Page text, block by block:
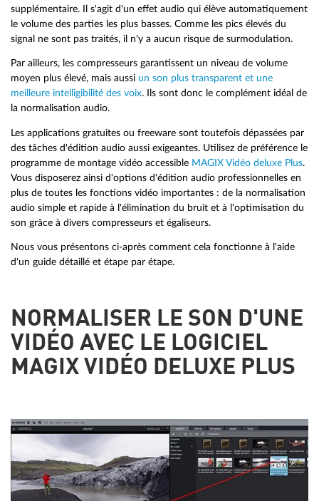
supplémentaire. Il s'agit d'un effet audio qui élève automatiquement
le volume des parties les plus basses. Comme les pics élevés du
signal ne sont pas traités, il n'y a aucun risque de surmodulation.
Par ailleurs, les compresseurs garantissent un niveau de volume
moyen plus élevé, mais aussi un son plus transparent et une
meilleure intelligibilité des voix. Ils sont donc le complément idéal de
la normalisation audio.
Les applications gratuites ou freeware sont toutefois dépassées par
des tâches d'édition audio aussi exigeantes. Utilisez de préférence le
programme de montage vidéo accessible MAGIX Vidéo deluxe Plus.
Vous disposerez ainsi d'options d'édition audio professionnelles en
plus de toutes les fonctions vidéo importantes : de la normalisation
audio simple et rapide à l'élimination du bruit et à l'optimisation du
son grâce à divers compresseurs et égaliseurs.
Nous vous présentons ci-après comment cela fonctionne à l'aide
d'un guide détaillé et étape par étape.
NORMALISER LE SON D'UNE
VIDÉO AVEC LE LOGICIEL
MAGIX VIDÉO DELUXE PLUS